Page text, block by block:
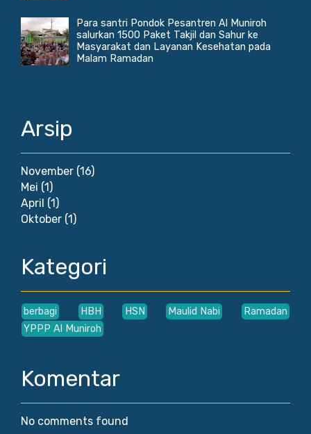
Para santri Pondok Pesantren Al Muniroh
salurkan 1500 Paket Takjil dan Sahur ke
Masyarakat dan Layanan Kesehatan pada
Malam Ramadan
Arsip
November (16)
Mei (1)
April (1)
Oktober (1)
Kategori
berbagi HBH HSN Maulid Nabi
Ramadan
YPPP Al Muniroh
Komentar
No comments found